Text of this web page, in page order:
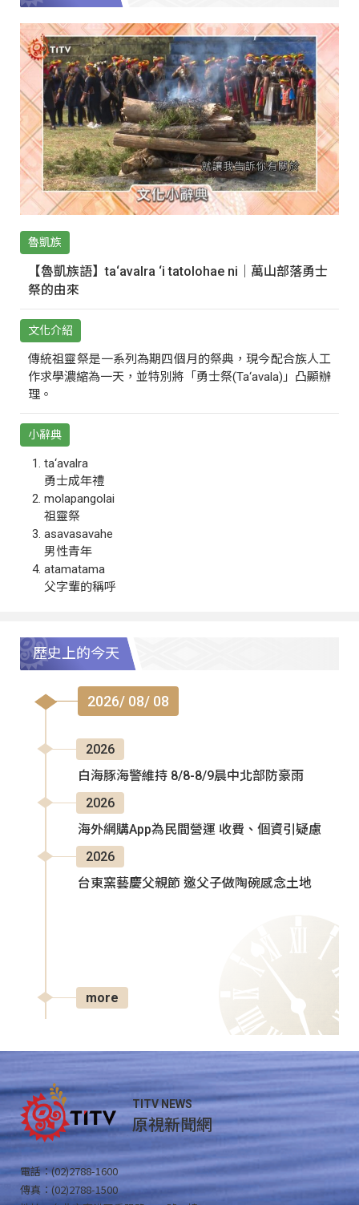
魯凱族
【魯凱族語】ta‘avalra ‘i tatolohae ni｜萬山部落勇士
祭的由來
文化介紹
傳統祖靈祭是一系列為期四個月的祭典，現今配合族人工
作求學濃縮為一天，並特別將「勇士祭(Ta‘avala)」凸顯辦
理。
小辭典
ta‘avalra
勇士成年禮
molapangolai
祖靈祭
asavasavahe
男性青年
atamatama
父字輩的稱呼
歷史上的今天
2026/ 08/ 08
2026
白海豚海警維持 8/8-8/9晨中北部防豪雨
2026
海外網購App為民間營運 收費、個資引疑慮
2026
台東窯藝慶父親節 邀父子做陶碗感念土地
more
TITV NEWS
原視新聞網
電話：(02)2788-1600
傳真：(02)2788-1500